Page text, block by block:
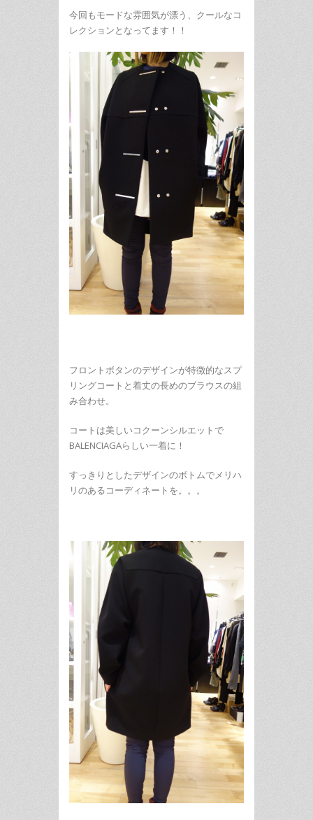
今回もモードな雰囲気が漂う、クールなコ
レクションとなってます！！
フロントボタンのデザインが特徴的なスプ
リングコートと着丈の長めのブラウスの組
み合わせ。
コートは美しいコクーンシルエットで
BALENCIAGAらしい一着に！
すっきりとしたデザインのボトムでメリハ
リのあるコーディネートを。。。